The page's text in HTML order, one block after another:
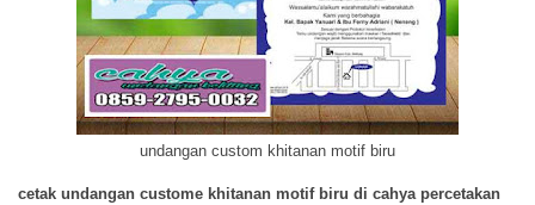
undangan custom khitanan motif biru
cetak undangan custome khitanan motif biru di cahya percetakan